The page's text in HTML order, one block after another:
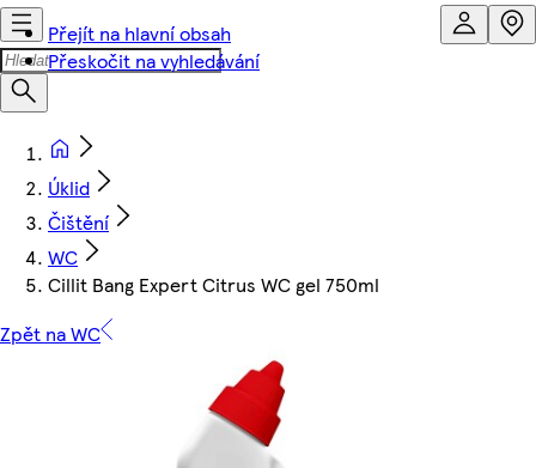
Přejít na hlavní obsah
Přeskočit na vyhledávání
Úklid
Čištění
WC
Cillit Bang Expert Citrus WC gel 750ml
Zpět na WC